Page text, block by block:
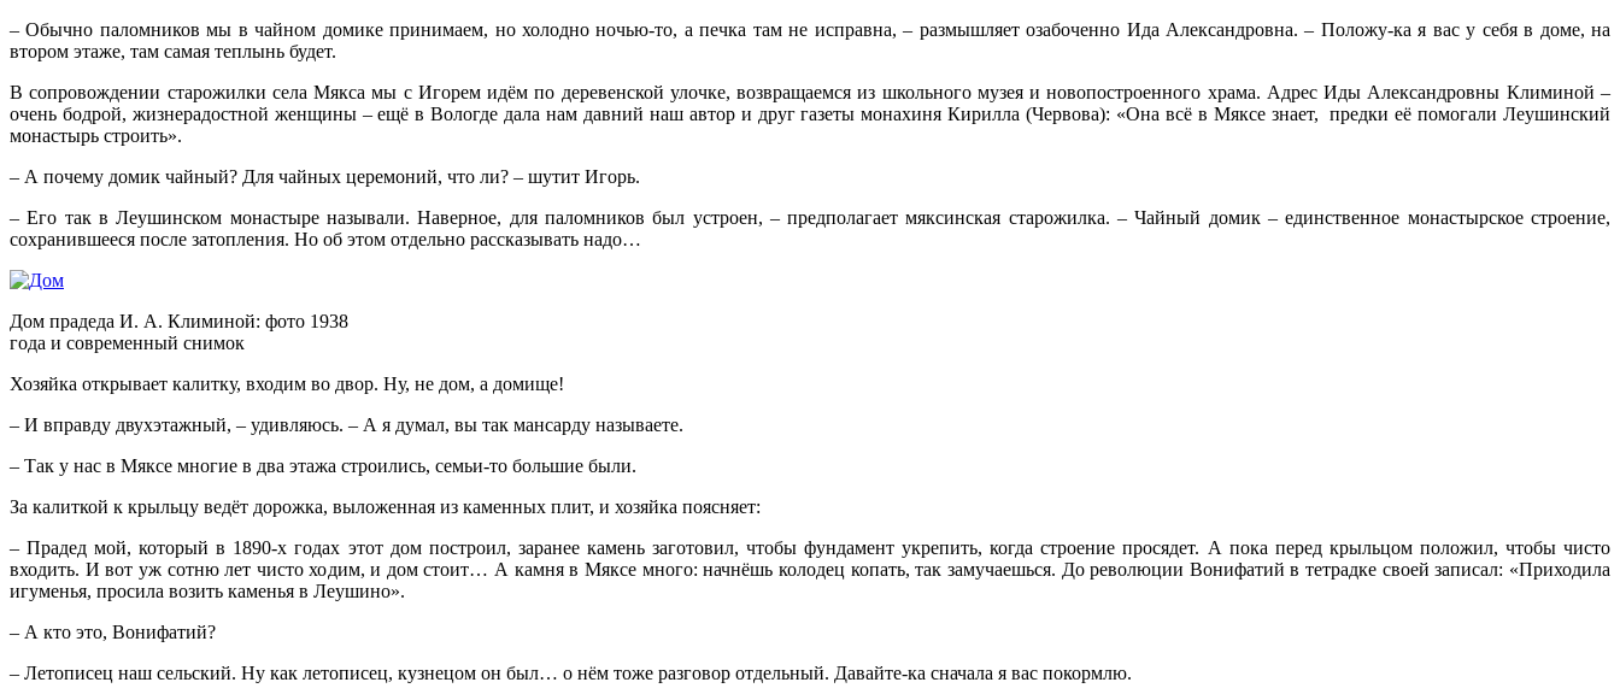
– Обычно паломников мы в чайном домике принимаем, но холодно ночью-то, а печка там не исправна, – размышляет озабоченно Ида Александровна. – Положу-ка я вас у себя в доме, на
втором этаже, там самая теплынь будет.
В сопровождении старожилки села Мякса мы с Игорем идём по деревенской улочке, возвращаемся из школьного музея и новопостроенного храма. Адрес Иды Александровны Климиной –
очень бодрой, жизнерадостной женщины – ещё в Вологде дала нам давний наш автор и друг газеты монахиня Кирилла (Червова): «Она всё в Мяксе знает, предки её помогали Леушинский
монастырь строить».
– А почему домик чайный? Для чайных церемоний, что ли? – шутит Игорь.
– Его так в Леушинском монастыре называли. Наверное, для паломников был устроен, – предполагает мяксинская старожилка. – Чайный домик – единственное монастырское строение,
сохранившееся после затопления. Но об этом отдельно рассказывать надо…
Дом прадеда И. А. Климиной: фото 1938
года и современный снимок
Хозяйка открывает калитку, входим во двор. Ну, не дом, а домище!
– И вправду двухэтажный, – удивляюсь. – А я думал, вы так мансарду называете.
– Так у нас в Мяксе многие в два этажа строились, семьи-то большие были.
За калиткой к крыльцу ведёт дорожка, выложенная из каменных плит, и хозяйка поясняет:
– Прадед мой, который в 1890-х годах этот дом построил, заранее камень заготовил, чтобы фундамент укрепить, когда строение просядет. А пока перед крыльцом положил, чтобы чисто
входить. И вот уж сотню лет чисто ходим, и дом стоит… А камня в Мяксе много: начнёшь колодец копать, так замучаешься. До революции Вонифатий в тетрадке своей записал: «Приходила
игуменья, просила возить каменья в Леушино».
– А кто это, Вонифатий?
– Летописец наш сельский. Ну как летописец, кузнецом он был… о нём тоже разговор отдельный. Давайте-ка сначала я вас покормлю.